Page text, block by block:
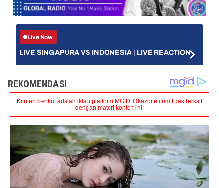
Live Now
LIVE SINGAPURA VS INDONESIA | LIVE REACTION